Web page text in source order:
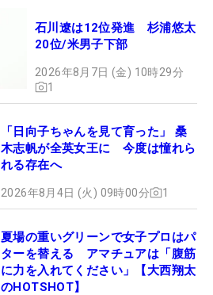
石川遼は12位発進 杉浦悠太
20位/米男子下部
2026年8月7日 (金) 10時29分
1
「日向子ちゃんを見て育った」 桑
木志帆が全英女王に 今度は憧れら
れる存在へ
2026年8月4日 (火) 09時00分 1
夏場の重いグリーンで女子プロはパ
ターを替える アマチュアは「腹筋
に力を入れてください」【大西翔太
のHOTSHOT】